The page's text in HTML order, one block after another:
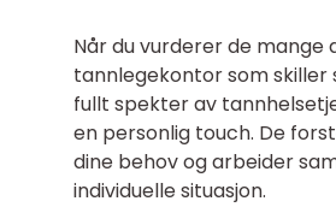
Når du vurderer de
tannlegekontor som skiller
fullt spekter av
en personlig touch. De
dine behov og arbeider
individuelle situasjon.